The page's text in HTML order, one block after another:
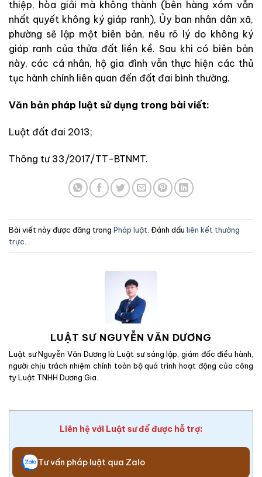
thiệp, hòa giải mà không thành (bên hàng xóm vẫn
nhất quyết không ký giáp ranh), Ủy ban nhân dân xã,
phường sẽ lập một biên bản, nêu rõ lý do không ký
giáp ranh của thửa đất liền kề. Sau khi có biên bản
này, các cá nhân, hộ gia đình vẫn thực hiện các thủ
tục hành chính liên quan đến đất đai bình thường.
Văn bản pháp luật sử dụng trong bài viết:
Luật đất đai 2013;
Thông tư 33/2017/TT-BTNMT.
Bài viết này được đăng trong Pháp luật . Đánh dấu liên kết thường
trực
LUẬT SƯ NGUYỄN VĂN DƯƠNG
Luật sư Nguyễn Văn Dương là Luật sư sáng lập, giám đốc điều hành,
người chịu trách nhiệm chính toàn bộ quá trình hoạt động của công
ty Luật TNHH Dương Gia.
Liên hệ với Luật sư để được hỗ trợ:
Tư vấn pháp luật qua Zalo